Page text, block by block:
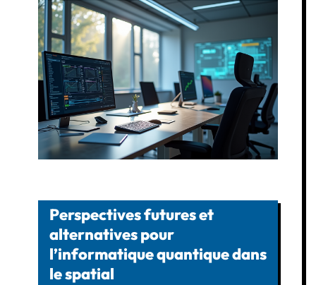
Perspectives futures et
alternatives pour
l’informatique quantique dans
le spatial